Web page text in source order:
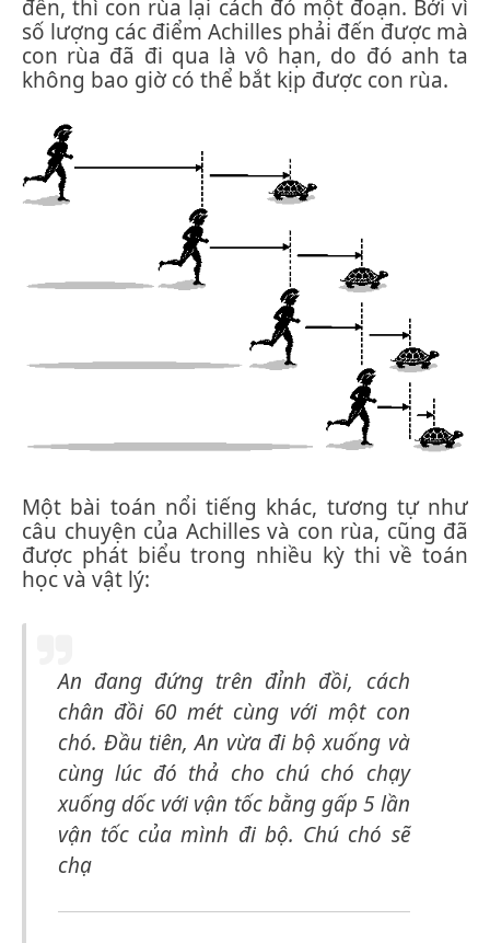
đến, thì con rùa lại cách đó một đoạn. Bởi vì
số lượng các điểm Achilles phải đến được mà
con rùa đã đi qua là vô hạn, do đó anh ta
không bao giờ có thể bắt kịp được con rùa.
Một bài toán nổi tiếng khác, tương tự như
câu chuyện của Achilles và con rùa, cũng đã
được phát biểu trong nhiều kỳ thi về toán
học và vật lý:
An đang đứng trên đỉnh đồi, cách
chân đồi 60 mét cùng với một con
chó. Đầu tiên, An vừa đi bộ xuống và
cùng lúc đó thả cho chú chó chạy
xuống dốc với vận tốc bằng gấp 5 lần
vận tốc của mình đi bộ. Chú chó sẽ
chạ